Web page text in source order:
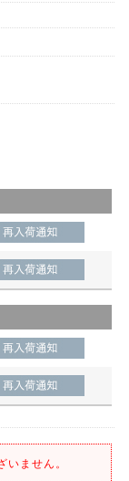
ません。